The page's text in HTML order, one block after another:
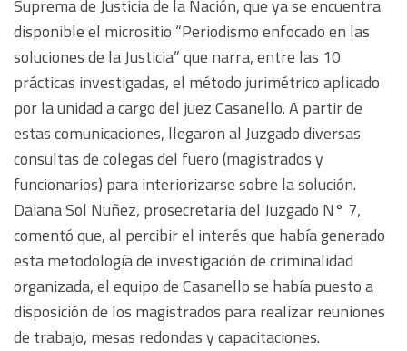
Suprema de Justicia de la Nación, que ya se encuentra
disponible el micrositio “Periodismo enfocado en las
soluciones de la Justicia” que narra, entre las 10
prácticas investigadas, el método jurimétrico aplicado
por la unidad a cargo del juez Casanello. A partir de
estas comunicaciones, llegaron al Juzgado diversas
consultas de colegas del fuero (magistrados y
funcionarios) para interiorizarse sobre la solución.
Daiana Sol Nuñez, prosecretaria del Juzgado N° 7,
comentó que, al percibir el interés que había generado
esta metodología de investigación de criminalidad
organizada, el equipo de Casanello se había puesto a
disposición de los magistrados para realizar reuniones
de trabajo, mesas redondas y capacitaciones.